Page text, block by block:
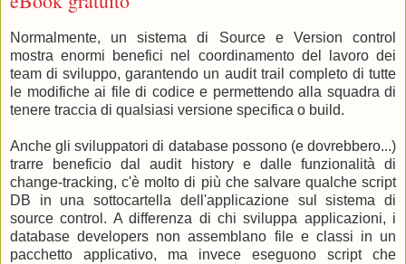
Normalmente, un sistema di Source e Version control
mostra enormi benefici nel coordinamento del lavoro dei
team di sviluppo, garantendo un audit trail completo di tutte
le modifiche ai file di codice e permettendo alla squadra di
tenere traccia di qualsiasi versione specifica o build.
Anche gli sviluppatori di database possono (e dovrebbero...)
trarre beneficio dal audit history e dalle funzionalità di
change-tracking, c'è molto di più che salvare qualche script
DB in una sottocartella dell'applicazione sul sistema di
source control. A differenza di chi sviluppa applicazioni, i
database developers non assemblano file e classi in un
pacchetto applicativo, ma invece eseguono script che